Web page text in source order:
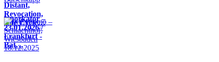
Distant,
Revocation,
Life Cycle…
Knorkator –
23.01.2026 /
Frankfurt -
Bat…